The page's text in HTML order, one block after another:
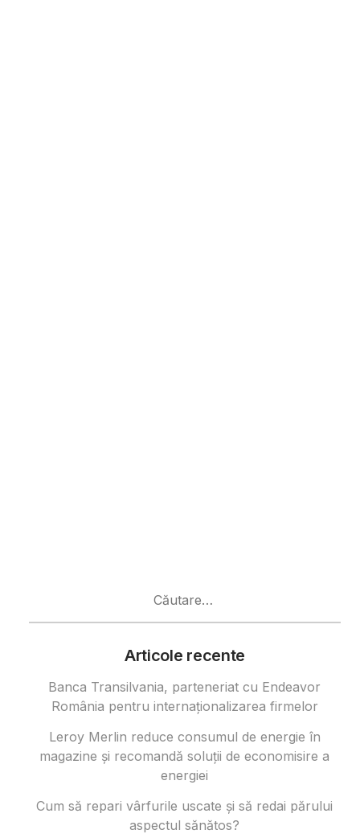
Articole recente
Banca Transilvania, parteneriat cu Endeavor
România pentru internaționalizarea firmelor
Leroy Merlin reduce consumul de energie în
magazine și recomandă soluții de economisire a
energiei
Cum să repari vârfurile uscate și să redai părului
aspectul sănătos?